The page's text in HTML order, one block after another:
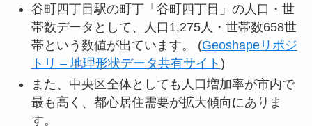
谷町四丁目駅の町丁「谷町四丁目」の人口・世
帯数データとして、人口1,275人・世帯数658世
帯という数値が出ています。 (Geoshapeリポジ
トリ – 地理形状データ共有サイト )
また、中央区全体としても人口増加率が市内で
最も高く、都心居住需要が拡大傾向にありま
す。